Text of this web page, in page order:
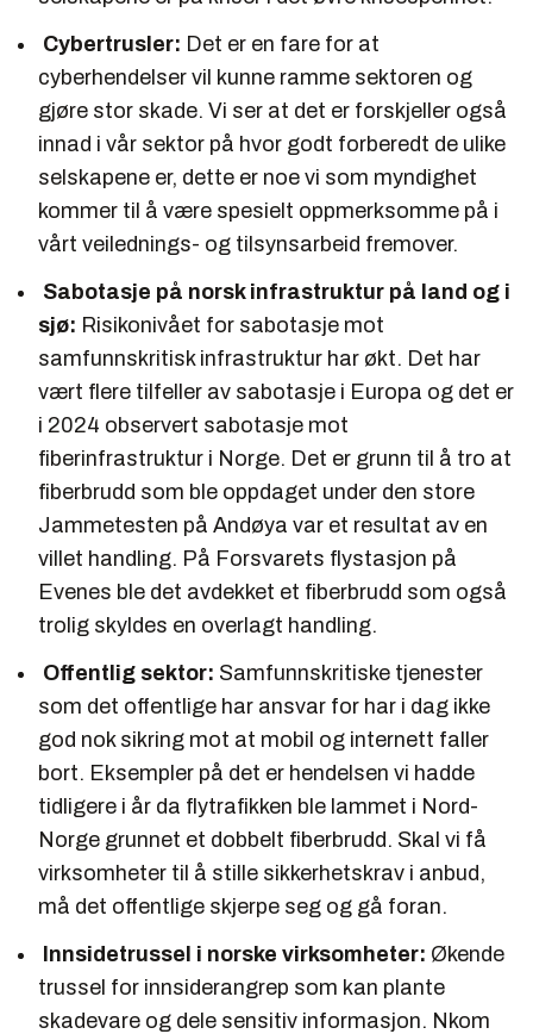
Cybertrusler: Det er en fare for at
cyberhendelser vil kunne ramme sektoren og
gjøre stor skade. Vi ser at det er forskjeller også
innad i vår sektor på hvor godt forberedt de ulike
selskapene er, dette er noe vi som myndighet
kommer til å være spesielt oppmerksomme på i
vårt veilednings- og tilsynsarbeid fremover.
Sabotasje på norsk infrastruktur på land og i
sjø: Risikonivået for sabotasje mot
samfunnskritisk infrastruktur har økt. Det har
vært flere tilfeller av sabotasje i Europa og det er
i 2024 observert sabotasje mot
fiberinfrastruktur i Norge. Det er grunn til å tro at
fiberbrudd som ble oppdaget under den store
Jammetesten på Andøya var et resultat av en
villet handling. På Forsvarets flystasjon på
Evenes ble det avdekket et fiberbrudd som også
trolig skyldes en overlagt handling.
Offentlig sektor: Samfunnskritiske tjenester
som det offentlige har ansvar for har i dag ikke
god nok sikring mot at mobil og internett faller
bort. Eksempler på det er hendelsen vi hadde
tidligere i år da flytrafikken ble lammet i Nord-
Norge grunnet et dobbelt fiberbrudd. Skal vi få
virksomheter til å stille sikkerhetskrav i anbud,
må det offentlige skjerpe seg og gå foran.
Innsidetrussel i norske virksomheter: Økende
trussel for innsiderangrep som kan plante
skadevare og dele sensitiv informasjon. Nkom